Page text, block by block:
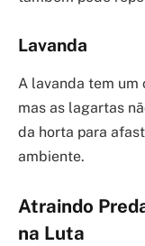
Lavanda
A lavanda tem um
mas as lagartas
da horta para
ambiente.
Atraindo
na Luta